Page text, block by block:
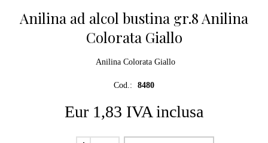
Anilina ad alcol bustina gr.8 Anilina
Colorata Giallo
Anilina Colorata Giallo
Cod.: 8480
Eur 1,83 IVA inclusa